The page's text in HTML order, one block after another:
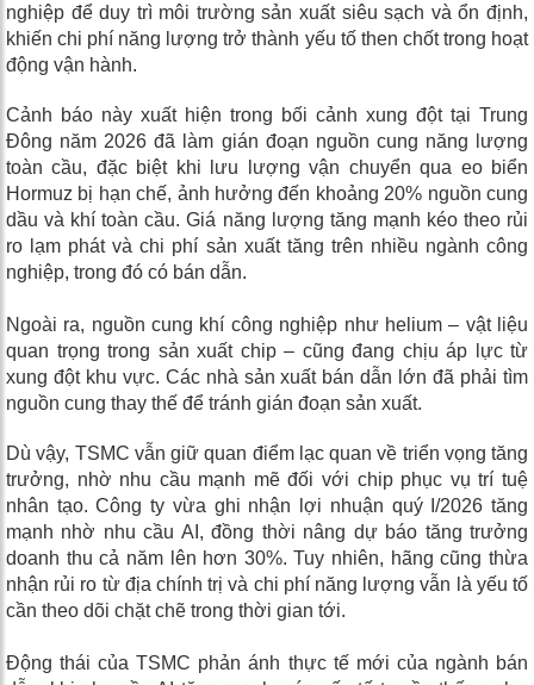
nghiệp để duy trì môi trường sản xuất siêu sạch và ổn định,
khiến chi phí năng lượng trở thành yếu tố then chốt trong hoạt
động vận hành.
Cảnh báo này xuất hiện trong bối cảnh xung đột tại Trung
Đông năm 2026 đã làm gián đoạn nguồn cung năng lượng
toàn cầu, đặc biệt khi lưu lượng vận chuyển qua eo biển
Hormuz bị hạn chế, ảnh hưởng đến khoảng 20% nguồn cung
dầu và khí toàn cầu. Giá năng lượng tăng mạnh kéo theo rủi
ro lạm phát và chi phí sản xuất tăng trên nhiều ngành công
nghiệp, trong đó có bán dẫn.
Ngoài ra, nguồn cung khí công nghiệp như helium – vật liệu
quan trọng trong sản xuất chip – cũng đang chịu áp lực từ
xung đột khu vực. Các nhà sản xuất bán dẫn lớn đã phải tìm
nguồn cung thay thế để tránh gián đoạn sản xuất.
Dù vậy, TSMC vẫn giữ quan điểm lạc quan về triển vọng tăng
trưởng, nhờ nhu cầu mạnh mẽ đối với chip phục vụ trí tuệ
nhân tạo. Công ty vừa ghi nhận lợi nhuận quý I/2026 tăng
mạnh nhờ nhu cầu AI, đồng thời nâng dự báo tăng trưởng
doanh thu cả năm lên hơn 30%. Tuy nhiên, hãng cũng thừa
nhận rủi ro từ địa chính trị và chi phí năng lượng vẫn là yếu tố
cần theo dõi chặt chẽ trong thời gian tới.
Động thái của TSMC phản ánh thực tế mới của ngành bán